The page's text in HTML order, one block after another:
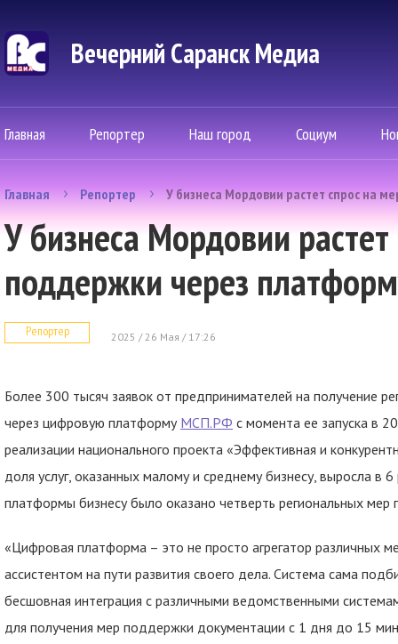
Вечерний Саранск Mедиа
Главная Репортер Наш город Социум
Главная Репортер У бизнеса Мордовии растет спрос на
У бизнеса Мордовии
поддержки через
Репортер 2025 / 26 Мая / 17:26
Более 300 тысяч заявок от предпринимателей на получение
через цифровую платформу МСП.РФ с момента ее запуска в
реализации национального проекта «Эффективная и
доля услуг, оказанных малому и среднему бизнесу, выросла в
платформы бизнесу было оказано четверть региональных
«Цифровая платформа – это не просто агрегатор различных
ассистентом на пути развития своего дела. Система сама
бесшовная интеграция с различными ведомственными
для получения мер поддержки документации с 1 дня до 15